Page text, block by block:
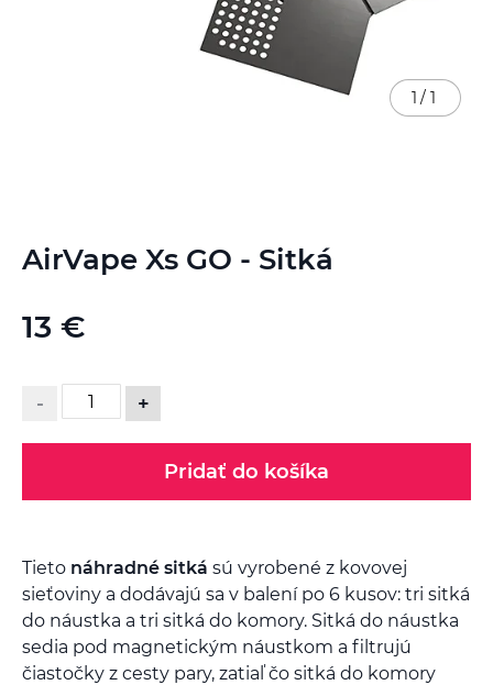
AirVape Xs GO - Sitká
13 €
- +
Pridať do košíka
Tieto náhradné sitká sú vyrobené z kovovej
sieťoviny a dodávajú sa v balení po 6 kusov: tri sitká
do náustka a tri sitká do komory. Sitká do náustka
sedia pod magnetickým náustkom a filtrujú
čiastočky z cesty pary, zatiaľ čo sitká do komory
1 / 1
na
obrázkov